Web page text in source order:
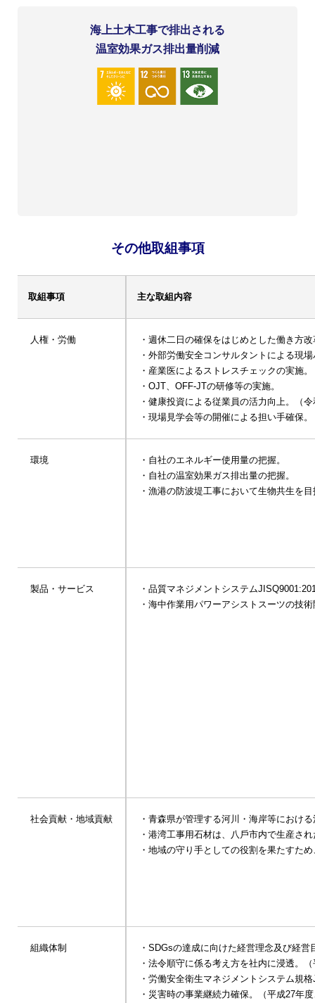
海上土木工事で排出される
温室効果ガス排出量削減
その他取組事項
取組事項 主な取組内容
⼈権・労働
・週休⼆⽇の確保をはじめとした働き⽅
・外部労働安全コンサルタントによる現
・産業医によるストレスチェックの実施。
・OJT、OFF-JTの研修等の実施。
・健康投資による従業員の活⼒向上。（
・現場⾒学会等の開催による担い⼿確保。
環境
・⾃社のエネルギー使⽤量の把握。
・⾃社の温室効果ガス排出量の把握。
・漁港の防波堤⼯事において⽣物共⽣を
製品・サービス
・品質マネジメントシステム
・海中作業⽤パワーアシストスーツの技
社会貢献・地域貢献
・⻘森県が管理する河川・海岸等におけ
・港湾⼯事⽤⽯材は、⼋⼾市内で⽣産さ
・地域の守り⼿としての役割を果たすた
組織体制
・SDGsの達成に向けた経営理念及び経営
・法令順守に係る考え⽅を社内に浸透。
・労働安全衛⽣マネジメントシステム規
・災害時の事業継続⼒確保。（平成27年